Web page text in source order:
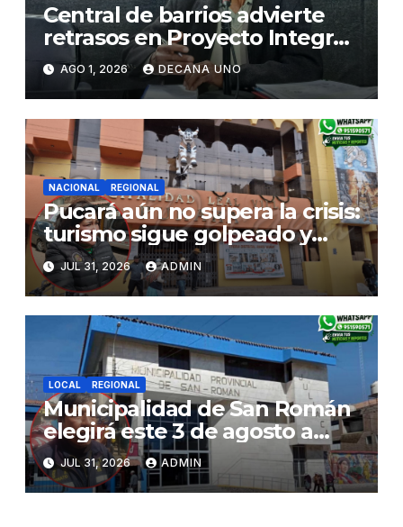
Central de barrios advierte
retrasos en Proyecto Integral
de Agua y Alcantarillado para
Juliaca
AGO 1, 2026 DECANA UNO
NACIONAL REGIONAL
Pucará aún no supera la crisis:
turismo sigue golpeado y
alcaldesa exige al nuevo
Gobierno fondos para obras
paralizadas
JUL 31, 2026 ADMIN
LOCAL REGIONAL
Municipalidad de San Román
elegirá este 3 de agosto a
representantes del Comité
de Seguridad y Salud en el
Trabajo
JUL 31, 2026 ADMIN